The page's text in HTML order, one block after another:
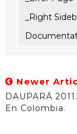
_Right
Newer
DAUPARÁ
En Colombia.